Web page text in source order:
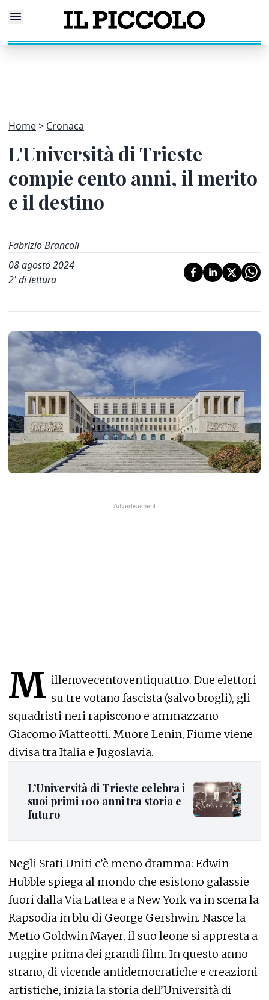
Home Cronaca
L'Università di Trieste
compie cento anni, il merito
e il destino
Fabrizio Brancoli
08 agosto 2024
2' di lettura
M illenovecentoventiquattro. Due elettori
su tre votano fascista (salvo brogli), gli
squadristi neri rapiscono e ammazzano
Giacomo Matteotti. Muore Lenin, Fiume viene
divisa tra Italia e Jugoslavia.
L’Università di Trieste celebra i
suoi primi 100 anni tra storia e
futuro
Negli Stati Uniti c’è meno dramma: Edwin
Hubble spiega al mondo che esistono galassie
fuori dalla Via Lattea e a New York va in scena la
Rapsodia in blu di George Gershwin. Nasce la
Metro Goldwin Mayer, il suo leone si appresta a
ruggire prima dei grandi film. In questo anno
strano, di vicende antidemocratiche e creazioni
artistiche, inizia la storia dell’Università di